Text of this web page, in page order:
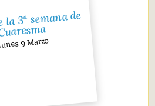
3ª semana de
9 Marzo